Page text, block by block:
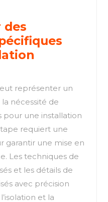
des
représenter un
nécessité de
une installation
requiert une
garantir une mise en
Les techniques de
et les détails de
avec précision
et la